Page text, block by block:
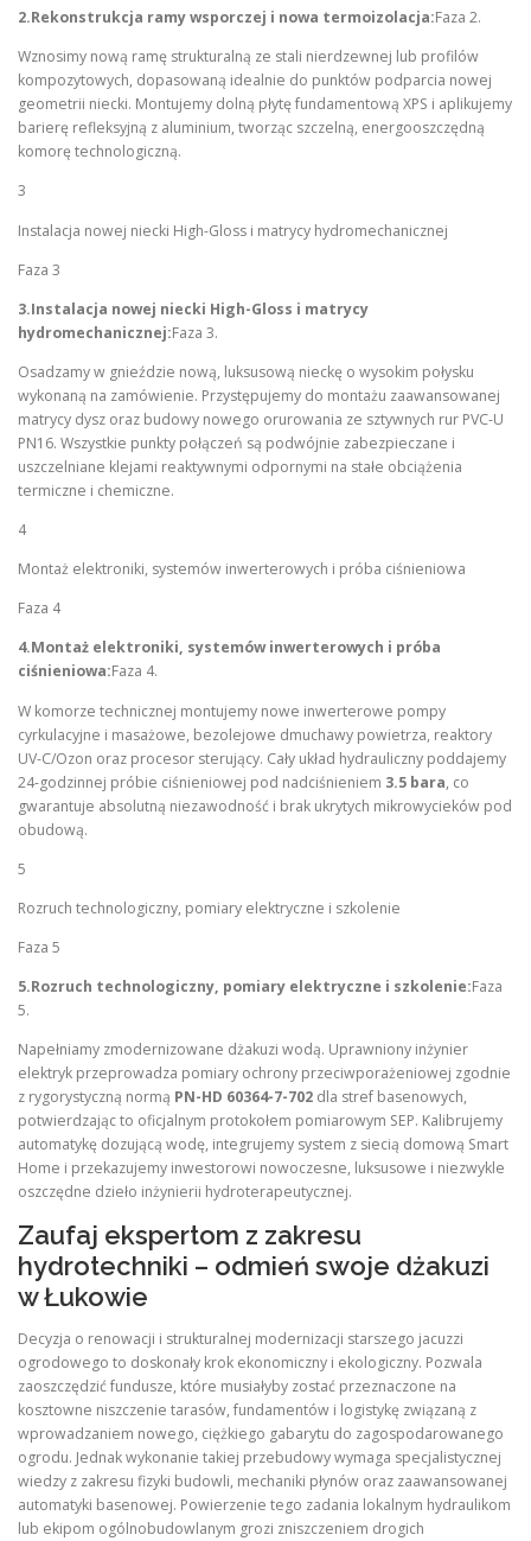
2.Rekonstrukcja ramy wsporczej i nowa termoizolacja:Faza 2.
Wznosimy nową ramę strukturalną ze stali nierdzewnej lub profilów
kompozytowych, dopasowaną idealnie do punktów podparcia nowej
geometrii niecki. Montujemy dolną płytę fundamentową XPS i aplikujemy
barierę refleksyjną z aluminium, tworząc szczelną, energooszczędną
komorę technologiczną.
3
Instalacja nowej niecki High-Gloss i matrycy hydromechanicznej
Faza 3
3.Instalacja nowej niecki High-Gloss i matrycy
hydromechanicznej:Faza 3.
Osadzamy w gnieździe nową, luksusową nieckę o wysokim połysku
wykonaną na zamówienie. Przystępujemy do montażu zaawansowanej
matrycy dysz oraz budowy nowego orurowania ze sztywnych rur PVC-U
PN16. Wszystkie punkty połączeń są podwójnie zabezpieczane i
uszczelniane klejami reaktywnymi odpornymi na stałe obciążenia
termiczne i chemiczne.
4
Montaż elektroniki, systemów inwerterowych i próba ciśnieniowa
Faza 4
4.Montaż elektroniki, systemów inwerterowych i próba
ciśnieniowa:Faza 4.
W komorze technicznej montujemy nowe inwerterowe pompy
cyrkulacyjne i masażowe, bezolejowe dmuchawy powietrza, reaktory
UV-C/Ozon oraz procesor sterujący. Cały układ hydrauliczny poddajemy
24-godzinnej próbie ciśnieniowej pod nadciśnieniem 3.5 bara, co
gwarantuje absolutną niezawodność i brak ukrytych mikrowycieków pod
obudową.
5
Rozruch technologiczny, pomiary elektryczne i szkolenie
Faza 5
5.Rozruch technologiczny, pomiary elektryczne i szkolenie:Faza
5.
Napełniamy zmodernizowane dżakuzi wodą. Uprawniony inżynier
elektryk przeprowadza pomiary ochrony przeciwporażeniowej zgodnie
z rygorystyczną normą PN-HD 60364-7-702 dla stref basenowych,
potwierdzając to oficjalnym protokołem pomiarowym SEP. Kalibrujemy
automatykę dozującą wodę, integrujemy system z siecią domową Smart
Home i przekazujemy inwestorowi nowoczesne, luksusowe i niezwykle
oszczędne dzieło inżynierii hydroterapeutycznej.
Zaufaj ekspertom z zakresu
hydrotechniki – odmień swoje dżakuzi
w Łukowie
Decyzja o renowacji i strukturalnej modernizacji starszego jacuzzi
ogrodowego to doskonały krok ekonomiczny i ekologiczny. Pozwala
zaoszczędzić fundusze, które musiałyby zostać przeznaczone na
kosztowne niszczenie tarasów, fundamentów i logistykę związaną z
wprowadzaniem nowego, ciężkiego gabarytu do zagospodarowanego
ogrodu. Jednak wykonanie takiej przebudowy wymaga specjalistycznej
wiedzy z zakresu fizyki budowli, mechaniki płynów oraz zaawansowanej
automatyki basenowej. Powierzenie tego zadania lokalnym hydraulikom
lub ekipom ogólnobudowlanym grozi zniszczeniem drogich